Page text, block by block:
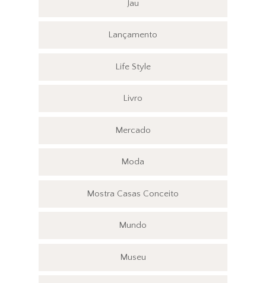
Jau
Lançamento
Life Style
Livro
Mercado
Moda
Mostra Casas Conceito
Mundo
Museu